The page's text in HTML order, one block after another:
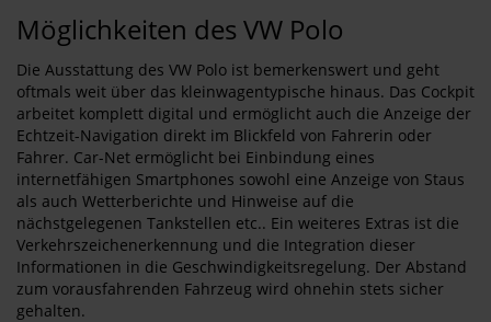
Möglichkeiten des VW Polo
Die Ausstattung des VW Polo ist bemerkenswert und geht
oftmals weit über das kleinwagentypische hinaus. Das Cockpit
arbeitet komplett digital und ermöglicht auch die Anzeige der
Echtzeit-Navigation direkt im Blickfeld von Fahrerin oder
Fahrer. Car-Net ermöglicht bei Einbindung eines
internetfähigen Smartphones sowohl eine Anzeige von Staus
als auch Wetterberichte und Hinweise auf die
nächstgelegenen Tankstellen etc.. Ein weiteres Extras ist die
Verkehrszeichenerkennung und die Integration dieser
Informationen in die Geschwindigkeitsregelung. Der Abstand
zum vorausfahrenden Fahrzeug wird ohnehin stets sicher
gehalten.